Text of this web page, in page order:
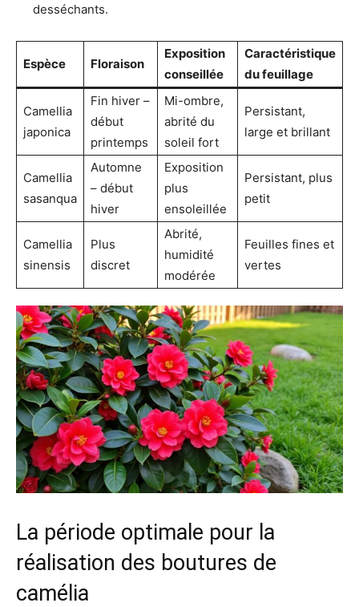
desséchants.
Espèce Floraison
Exposition
conseillée
Caractéristique
du feuillage
Camellia
japonica
Fin hiver –
début
printemps
Mi-ombre,
abrité du
soleil fort
Persistant,
large et brillant
Camellia
sasanqua
Automne
– début
hiver
Exposition
plus
ensoleillée
Persistant, plus
petit
Camellia
sinensis
Plus
discret
Abrité,
humidité
modérée
Feuilles fines et
vertes
La période optimale pour la
réalisation des boutures de
camélia